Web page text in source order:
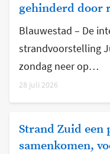
gehinderd door
Blauwestad – De
strandvoorstelling
zondag neer op…
28 juli 2026
Strand Zuid een
samenkomen,